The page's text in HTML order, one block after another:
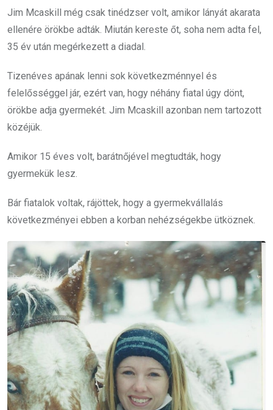
Jim Mcaskill még csak tinédzser volt, amikor lányát akarata
ellenére örökbe adták. Miután kereste őt, soha nem adta fel,
35 év után megérkezett a diadal.
Tizenéves apának lenni sok következménnyel és
felelősséggel jár, ezért van, hogy néhány fiatal úgy dönt,
örökbe adja gyermekét. Jim Mcaskill azonban nem tartozott
közéjük.
Amikor 15 éves volt, barátnőjével megtudták, hogy
gyermekük lesz.
Bár fiatalok voltak, rájöttek, hogy a gyermekvállalás
következményei ebben a korban nehézségekbe ütköznek.